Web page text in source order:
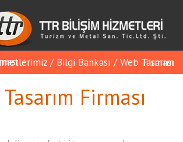
/ Bilgi Bankası / Web Tasarım Firması
Firması